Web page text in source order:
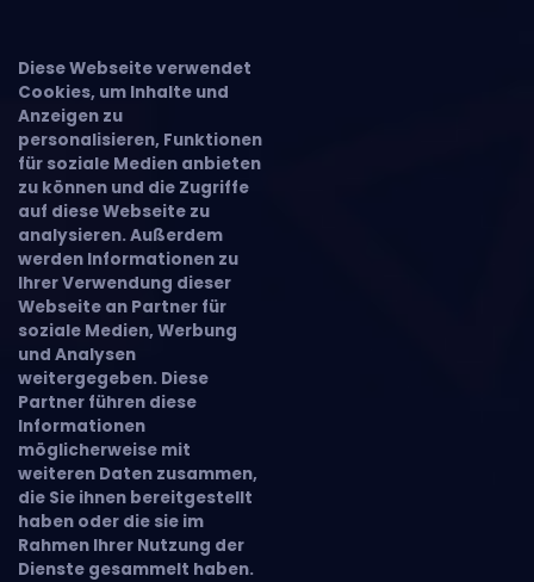
Diese Webseite verwendet
Cookies, um Inhalte und
Anzeigen zu
personalisieren, Funktionen
für soziale Medien anbieten
zu können und die Zugriffe
auf diese Webseite zu
analysieren. Außerdem
werden Informationen zu
Ihrer Verwendung dieser
Webseite an Partner für
soziale Medien, Werbung
und Analysen
weitergegeben. Diese
Partner führen diese
Informationen
möglicherweise mit
weiteren Daten zusammen,
die Sie ihnen bereitgestellt
haben oder die sie im
Rahmen Ihrer Nutzung der
Dienste gesammelt haben.